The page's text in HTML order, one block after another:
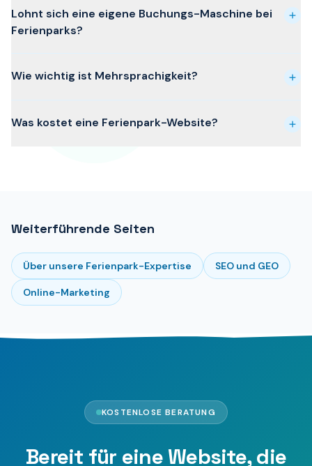
Lohnt sich eine eigene Buchungs-Maschine bei
Ferienparks?
Wie wichtig ist Mehrsprachigkeit?
Was kostet eine Ferienpark-Website?
Weiterführende Seiten
Über unsere Ferienpark-Expertise SEO und GEO
Online-Marketing
KOSTENLOSE BERATUNG
Bereit für eine Website, die